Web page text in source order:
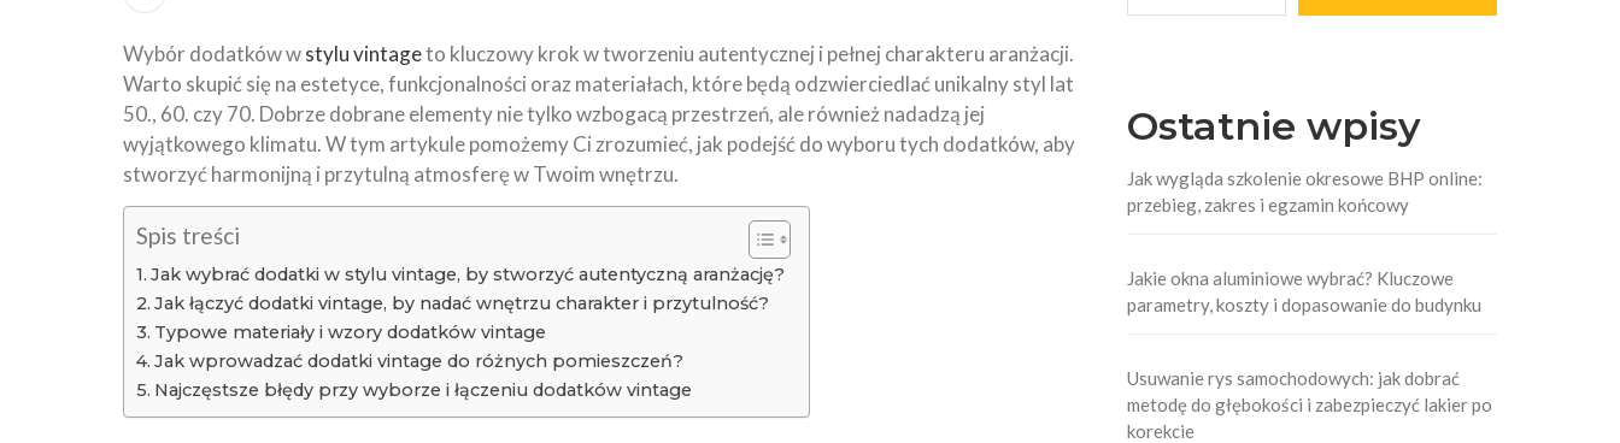
Wybór dodatków wstylu vintageto kluczowy krok w tworzeniu autentycznej i pełnej charakteru aranżacji.
Warto skupić się na estetyce, funkcjonalności oraz materiałach, które będą odzwierciedlać unikalny styl lat
50., 60. czy 70. Dobrze dobrane elementy nie tylko wzbogacą przestrzeń, ale również nadadzą jej
wyjątkowego klimatu. W tym artykule pomożemy Ci zrozumieć, jak podejść do wyboru tych dodatków, aby
stworzyć harmonijną i przytulną atmosferę w Twoim wnętrzu.
Spis treści
Jak wybrać dodatki w stylu vintage, by stworzyć autentyczną aranżację?
Jak łączyć dodatki vintage, by nadać wnętrzu charakter i przytulność?
Typowe materiały i wzory dodatków vintage
Jak wprowadzać dodatki vintage do różnych pomieszczeń?
Najczęstsze błędy przy wyborze i łączeniu dodatków vintage
Ostatnie wpisy
Jak wygląda szkolenie okresowe BHP online:
przebieg, zakres i egzamin końcowy
Jakie okna aluminiowe wybrać? Kluczowe
parametry, koszty i dopasowanie do budynku
Usuwanie rys samochodowych: jak dobrać
metodę do głębokości i zabezpieczyć lakier po
korekcie